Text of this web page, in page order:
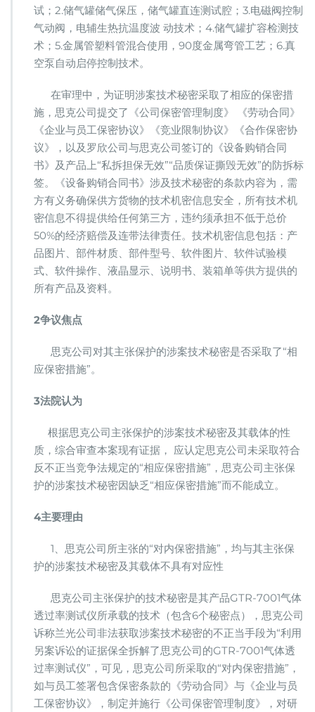
试；2.储气罐储气保压，储气罐直连测试腔；3.电磁阀控制
气动阀，电辅生热抗温度波 动技术；4.储气罐扩容检测技
术；5.金属管塑料管混合使用，90度金属弯管工艺；6.真
空泵自动启停控制技术。
在审理中，为证明涉案技术秘密采取了相应的保密措
施，思克公司提交了《公司保密管理制度》 《劳动合同》
《企业与员工保密协议》《竞业限制协议》《合作保密协
议》，以及罗欣公司与思克公司签订的《设备购销合同
书》及产品上“私拆担保无效”“品质保证撕毁无效”的防拆标
签。《设备购销合同书》涉及技术秘密的条款内容为，需
方有义务确保供方货物的技术机密信息安全，所有技术机
密信息不得提供给任何第三方，违约须承担不低于总价
50%的经济赔偿及连带法律责任。技术机密信息包括：产
品图片、部件材质、部件型号、软件图片、软件试验模
式、软件操作、液晶显示、说明书、装箱单等供方提供的
所有产品及资料。
2争议焦点
思克公司对其主张保护的涉案技术秘密是否采取了“相
应保密措施”。
3法院认为
根据思克公司主张保护的涉案技术秘密及其载体的性
质，综合审查本案现有证据， 应认定思克公司未采取符合
反不正当竞争法规定的“相应保密措施”，思克公司主张保
护的涉案技术秘密因缺乏“相应保密措施”而不能成立。
4主要理由
1、思克公司所主张的“对内保密措施”，均与其主张保
护的涉案技术秘密及其载体不具有对应性
思克公司主张保护的技术秘密是其产品GTR-7001气体
透过率测试仪所承载的技术（包含6个秘密点），思克公司
诉称兰光公司非法获取涉案技术秘密的不正当手段为“利用
另案诉讼的证据保全拆解了思克公司的GTR-7001气体透
过率测试仪”，可见，思克公司所采取的“对内保密措施”，
如与员工签署包含保密条款的《劳动合同》与《企业与员
工保密协议》，制定并施行《公司保密管理制度》，对研